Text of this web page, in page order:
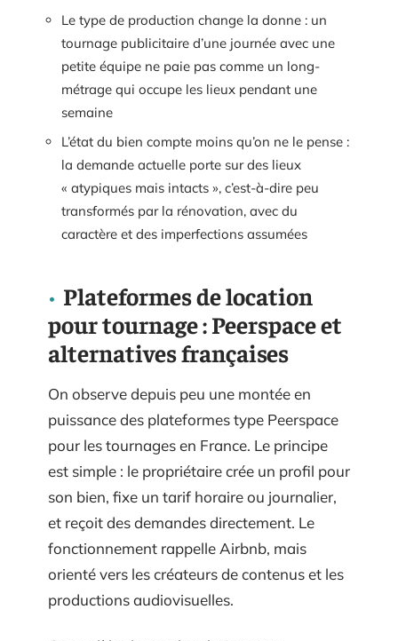
Le type de production change la donne : un
tournage publicitaire d’une journée avec une
petite équipe ne paie pas comme un long-
métrage qui occupe les lieux pendant une
semaine
L’état du bien compte moins qu’on ne le pense :
la demande actuelle porte sur des lieux
« atypiques mais intacts », c’est-à-dire peu
transformés par la rénovation, avec du
caractère et des imperfections assumées
Plateformes de location
pour tournage : Peerspace et
alternatives françaises
On observe depuis peu une montée en
puissance des plateformes type Peerspace
pour les tournages en France. Le principe
est simple : le propriétaire crée un profil pour
son bien, fixe un tarif horaire ou journalier,
et reçoit des demandes directement. Le
fonctionnement rappelle Airbnb, mais
orienté vers les créateurs de contenus et les
productions audiovisuelles.